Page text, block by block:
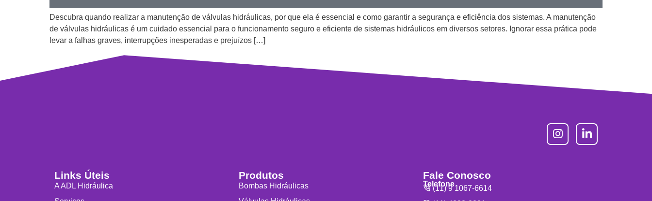
Descubra quando realizar a manutenção de válvulas hidráulicas, por que ela é essencial e como garantir a segurança e eficiência dos sistemas. A manutenção
de válvulas hidráulicas é um cuidado essencial para o funcionamento seguro e eficiente de sistemas hidráulicos em diversos setores. Ignorar essa prática pode
levar a falhas graves, interrupções inesperadas e prejuízos […]
Links Úteis
A ADL Hidráulica
Produtos
Bombas Hidráulicas
Fale Conosco
Telefone
(11) 9 1067-6614